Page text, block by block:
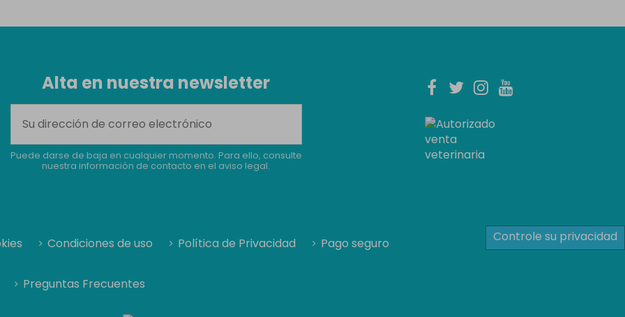
Alta en nuestra newsletter
Puede darse de baja en cualquier momento. Para ello, consulte
nuestra información de contacto en el aviso legal.
Condiciones de uso Política de Privacidad Pago seguro
Preguntas Frecuentes
Controle su privacidad